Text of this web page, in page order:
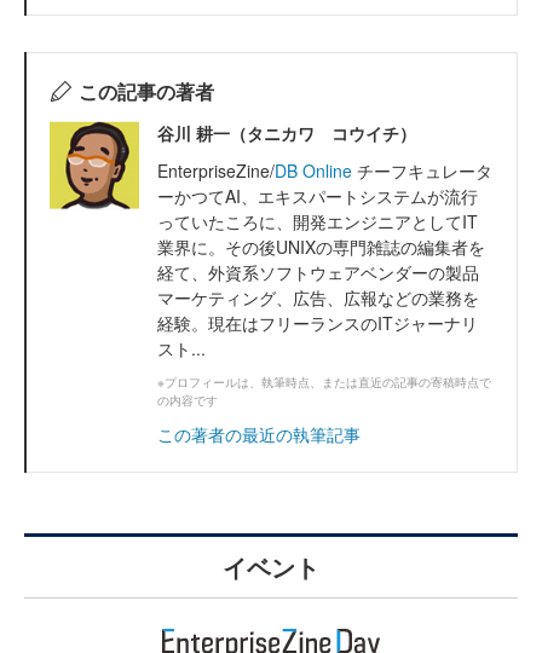
この記事の著者
谷川 耕一（タニカワ コウイチ）
EnterpriseZine/DB Online チーフキュレータ
ーかつてAI、エキスパートシステムが流行
っていたころに、開発エンジニアとしてIT
業界に。その後UNIXの専門雑誌の編集者を
経て、外資系ソフトウェアベンダーの製品
マーケティング、広告、広報などの業務を
経験。現在はフリーランスのITジャーナリ
スト...
※プロフィールは、執筆時点、または直近の記事の寄稿時点で
の内容です
この著者の最近の執筆記事
イベント